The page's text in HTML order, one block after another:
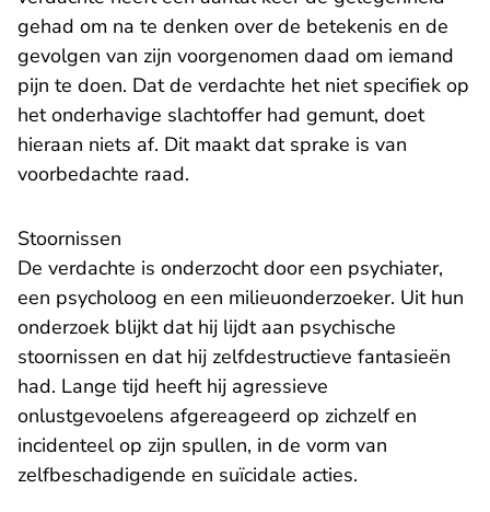
gehad om na te denken over de betekenis en de
gevolgen van zijn voorgenomen daad om iemand
pijn te doen. Dat de verdachte het niet specifiek op
het onderhavige slachtoffer had gemunt, doet
hieraan niets af. Dit maakt dat sprake is van
voorbedachte raad.
Stoornissen
De verdachte is onderzocht door een psychiater,
een psycholoog en een milieuonderzoeker. Uit hun
onderzoek blijkt dat hij lijdt aan psychische
stoornissen en dat hij zelfdestructieve fantasieën
had. Lange tijd heeft hij agressieve
onlustgevoelens afgereageerd op zichzelf en
incidenteel op zijn spullen, in de vorm van
zelfbeschadigende en suïcidale acties.